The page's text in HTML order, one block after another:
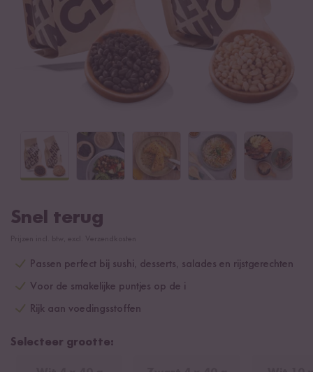
Snel terug
Passen perfect bij sushi, desserts, salades en rijstgerechten
Voor de smakelijke puntjes op de i
Rijk aan voedingsstoffen
Selecteer grootte: